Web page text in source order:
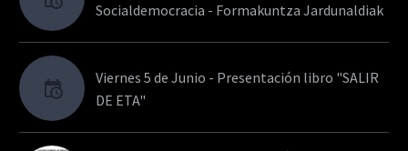
Socialdemocracia - Formakuntza Jardunaldiak
Viernes 5 de Junio - Presentación libro "SALIR
DE ETA"